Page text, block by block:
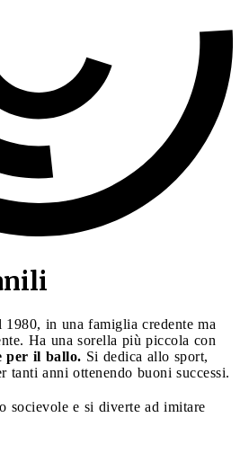
1980, in una famiglia credente ma
Ha una sorella più piccola con
per il ballo. Si dedica allo sport,
tanti anni ottenendo buoni successi.
socievole e si diverte ad imitare